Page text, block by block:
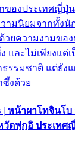
ของประเทศญี่ปุ่
วามนิยมจากทั้ง
วยความงามขอ
และไม่เพียงแต่
รรมชาติ แต่ยัง
ซึ้งด้วย
| หน้าผาโทจินโ
วัดฟุกุอิ ประเทศ